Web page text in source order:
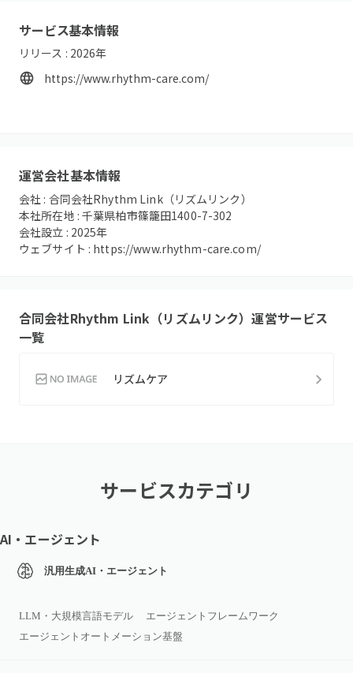
サービス基本情報
リリース : 2026年
https://www.rhythm-care.com/
運営会社基本情報
会社 : 合同会社Rhythm Link（リズムリンク）
本社所在地 :千葉県柏市篠籠田1400-7-302
会社設立 : 2025年
ウェブサイト : https://www.rhythm-care.com/
合同会社Rhythm Link（リズムリンク）運営サービス
一覧
リズムケア
サービスカテゴリ
AI・エージェント
汎用生成AI・エージェント
LLM・大規模言語モデル
エージェントフレームワーク
エージェントオートメーション基盤